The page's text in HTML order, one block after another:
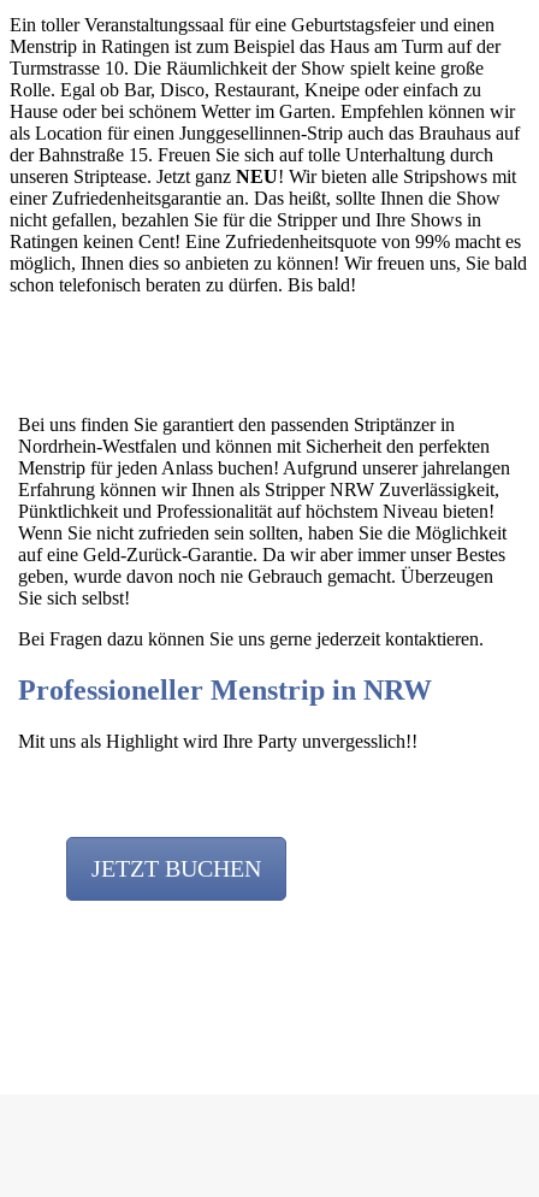
Ein toller Veranstaltungssaal für eine Geburtstagsfeier und einen
Menstrip in Ratingen ist zum Beispiel das Haus am Turm auf der
Turmstrasse 10. Die Räumlichkeit der Show spielt keine große
Rolle. Egal ob Bar, Disco, Restaurant, Kneipe oder einfach zu
Hause oder bei schönem Wetter im Garten. Empfehlen können wir
als Location für einen Junggesellinnen-Strip auch das Brauhaus auf
der Bahnstraße 15. Freuen Sie sich auf tolle Unterhaltung durch
unseren Striptease. Jetzt ganz NEU! Wir bieten alle Stripshows mit
einer Zufriedenheitsgarantie an. Das heißt, sollte Ihnen die Show
nicht gefallen, bezahlen Sie für die Stripper und Ihre Shows in
Ratingen keinen Cent! Eine Zufriedenheitsquote von 99% macht es
möglich, Ihnen dies so anbieten zu können! Wir freuen uns, Sie bald
schon telefonisch beraten zu dürfen. Bis bald!
Bei uns finden Sie garantiert den passenden Striptänzer in
Nordrhein-Westfalen und können mit Sicherheit den perfekten
Menstrip für jeden Anlass buchen! Aufgrund unserer jahrelangen
Erfahrung können wir Ihnen als Stripper NRW Zuverlässigkeit,
Pünktlichkeit und Professionalität auf höchstem Niveau bieten!
Wenn Sie nicht zufrieden sein sollten, haben Sie die Möglichkeit
auf eine Geld-Zurück-Garantie. Da wir aber immer unser Bestes
geben, wurde davon noch nie Gebrauch gemacht. Überzeugen
Sie sich selbst!
Bei Fragen dazu können Sie uns gerne jederzeit kontaktieren.
Professioneller Menstrip in NRW
Mit uns als Highlight wird Ihre Party unvergesslich!!
JETZT BUCHEN